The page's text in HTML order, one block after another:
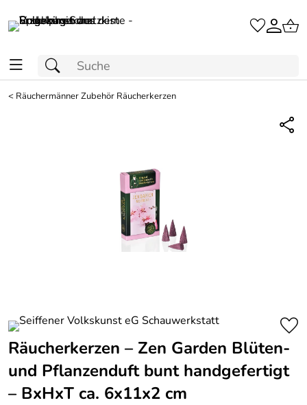
< Räuchermänner Zubehör Räucherkerzen
Räucherkerzen – Zen Garden Blüten-
und Pflanzenduft bunt handgefertigt
– BxHxT ca. 6x11x2 cm